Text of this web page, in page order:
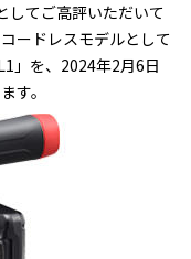
してご高評いただいて
ードレスモデルとして
」を、2024年2月6日
す。